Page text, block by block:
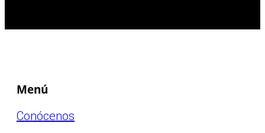
Menú
Conócenos